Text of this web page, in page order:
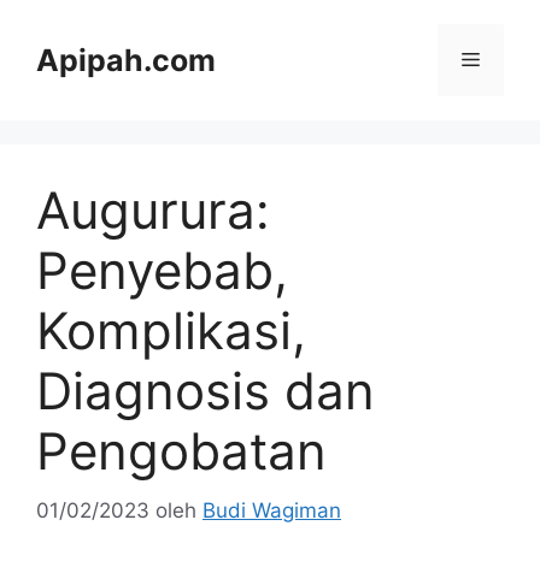
Apipah.com Menu
Augurura:
Penyebab,
Komplikasi,
Diagnosis dan
Pengobatan
01/02/2023 oleh Budi Wagiman